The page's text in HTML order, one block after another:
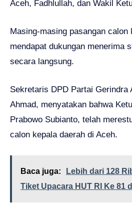
Aceh, Fadhlullah, dan Wakil
Masing-masing pasangan calon
mendapat dukungan menerima
secara langsung.
Sekretaris DPD Partai Gerindra
Ahmad, menyatakan bahwa
Prabowo Subianto, telah
calon kepala daerah di Aceh.
Baca juga:
Lebih dari 128
Tiket Upacara HUT RI Ke 81